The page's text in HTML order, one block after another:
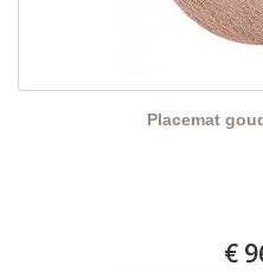
Placemat
€